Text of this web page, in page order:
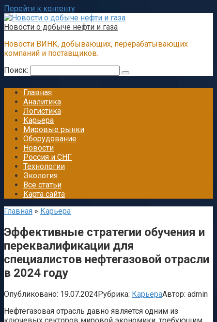
Перейти к контенту
Новости о добыче нефти и газа
Новости ВИНК, добывающих, перерабатывающих
компаний и поставщиков.
Поиск:
Главная
Аналитика
Логистика
Карьера
Мировые рынки
Оборудование
Новости
Россия и СНГ
Технологии
Экология
Все статьи
Карта сайта
Главная » Карьера
Эффективные стратегии обучения и
переквалификации для
специалистов нефтегазовой отрасли
в 2024 году
Опубликовано: 19.07.2024Рубрика: КарьераАвтор: admin
Нефтегазовая отрасль давно является одним из